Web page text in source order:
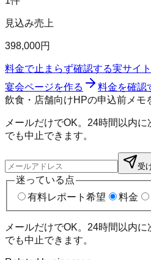
見込み売上
398,000円
料金で止まらず確認する実サイ
宴会ページを作る
料金を確認
飲食・店舗向けHPの申込前メモ
メールだけでOK。24時間以内
でも中止できます。
受
迷っている点
有料レポート希望
料金
メールだけでOK。24時間以内
でも中止できます。